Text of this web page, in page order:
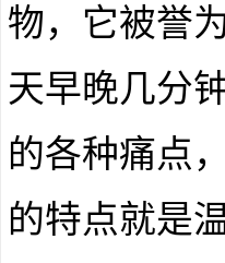
物，它被誉
天早晚几分
的各种痛点
的特点就是